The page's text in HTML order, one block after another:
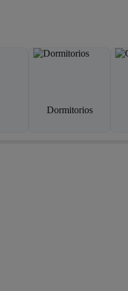
Dormitorios